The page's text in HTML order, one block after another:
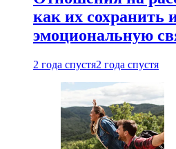
как их сохранить
эмоциональную
2 года спустя2 года спустя